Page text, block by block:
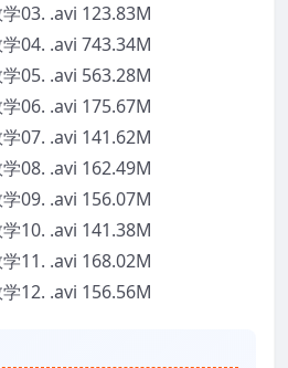
03. .avi 123.83M
04. .avi 743.34M
05. .avi 563.28M
06. .avi 175.67M
07. .avi 141.62M
08. .avi 162.49M
09. .avi 156.07M
10. .avi 141.38M
11. .avi 168.02M
12. .avi 156.56M